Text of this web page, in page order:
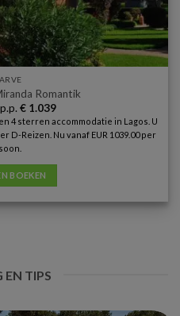
Romantik
€1.039
4 sterren accommodatie in Lagos. U
Reizen. Nu vanaf EUR 1039.00 per
BOEKEN
EN TIPS